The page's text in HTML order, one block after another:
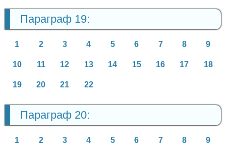
Параграф 19:
1 2 3 4 5 6 7 8 9
10 11 12 13 14 15 16 17 18
19 20 21 22
Параграф 20:
1 2 3 4 5 6 7 8 9